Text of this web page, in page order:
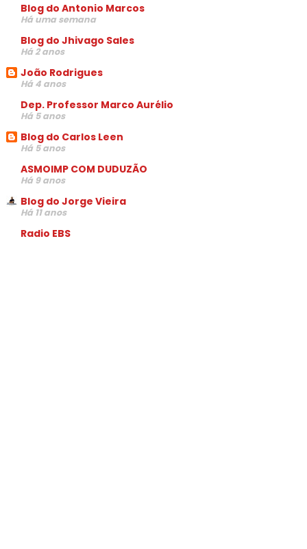
Blog do Antonio Marcos
Há uma semana
Blog do Jhivago Sales
Há 2 anos
João Rodrigues
Há 4 anos
Dep. Professor Marco Aurélio
Há 5 anos
Blog do Carlos Leen
Há 5 anos
ASMOIMP COM DUDUZÃO
Há 9 anos
Blog do Jorge Vieira
Há 11 anos
Radio EBS